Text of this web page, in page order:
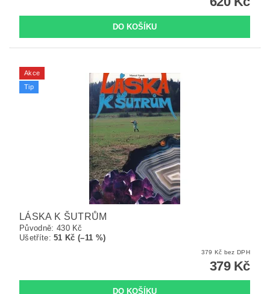
Akce
Tip
LÁSKA K ŠUTRŮM
Původně: 430 Kč
Ušetříte:51 Kč (–11 %)
379 Kč bez DPH
379 Kč